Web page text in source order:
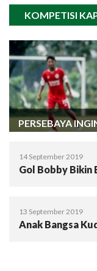
KOMPETISI
PERSEBAYA
14 September 2019
Gol Bobby Bikin
13 September 2019
Anak Bangsa